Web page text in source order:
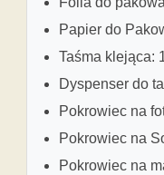
Papier do
Taśma klejąca:
Dyspenser do
Pokrowiec na
Pokrowiec na
Pokrowiec na